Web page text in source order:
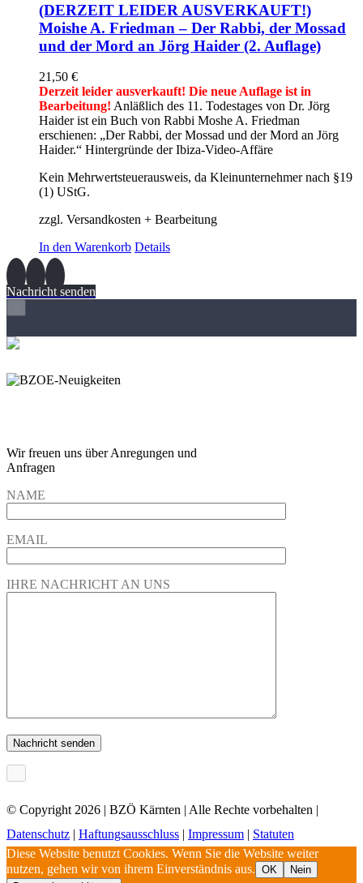
(DERZEIT LEIDER AUSVERKAUFT!)
Moishe A. Friedman – Der Rabbi, der Mossad
und der Mord an Jörg Haider (2. Auflage)
21,50 €
Derzeit leider ausverkauft! Die neue Auflage ist in
Bearbeitung! Anläßlich des 11. Todestages von Dr. Jörg
Haider ist ein Buch von Rabbi Moshe A. Friedman
erschienen: „Der Rabbi, der Mossad und der Mord an Jörg
Haider.“ Hintergründe der Ibiza-Video-Affäre
Kein Mehrwertsteuerausweis, da Kleinunternehmer nach §19
(1) UStG.
zzgl. Versandkosten + Bearbeitung
In den Warenkorb Details
Nachricht senden
Wir freuen uns über Anregungen und
Anfragen
NAME
EMAIL
IHRE NACHRICHT AN UNS
© Copyright 2026 | BZÖ Kärnten | Alle Rechte vorbehalten |
Datenschutz | Haftungsausschluss | Impressum | Statuten
Diese Website benutzt Cookies. Wenn Sie die Website weiter
nutzen, gehen wir von ihrem Einverständnis aus. OK
Nein